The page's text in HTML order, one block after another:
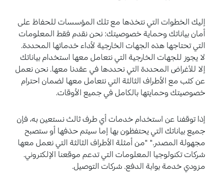
إليك الخطوات التي نتخذها مع تلك المؤسسات للحفاظ على
أمان بياناتك وحماية خصوصيتك: نحن نقدم فقط المعلومات
التي تحتاجها هذه الجهات الخارجية لأداء خدماتها المحددة.
لا يجوز للجهات الخارجية التي نتعامل معها استخدام بياناتك
إلا للأغراض المحددة التي نحددها في عقدنا معها. نحن نعمل
عن كثب مع الأطراف الثالثة التي نتعامل معها لضمان احترام
خصوصيتك وحمايتها بالكامل في جميع الأوقات.
إذا توقفنا عن استخدام خدمات أي طرف ثالث نستعين به، فإن
جميع بياناتك التي يحتفظون بها إما سيتم حذفها أو ستصبح
مجهولة المصدر." "من أمثلة الأطراف الثالثة التي نعمل معها
شركات تكنولوجيا المعلومات التي تدعم موقعنا الإلكتروني.
مزودي خدمة بوابة الدفع. شركات التوصيل.